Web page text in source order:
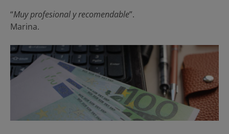
“Muy profesional y recomendable”.
Marina.